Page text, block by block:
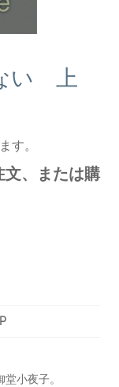
い 上
す。
文、または購
小夜子。